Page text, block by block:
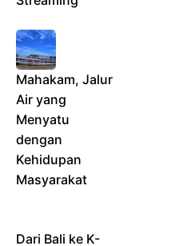
Mahakam, Jalur
Air yang
Menyatu
dengan
Kehidupan
Masyarakat
Dari Bali ke K-